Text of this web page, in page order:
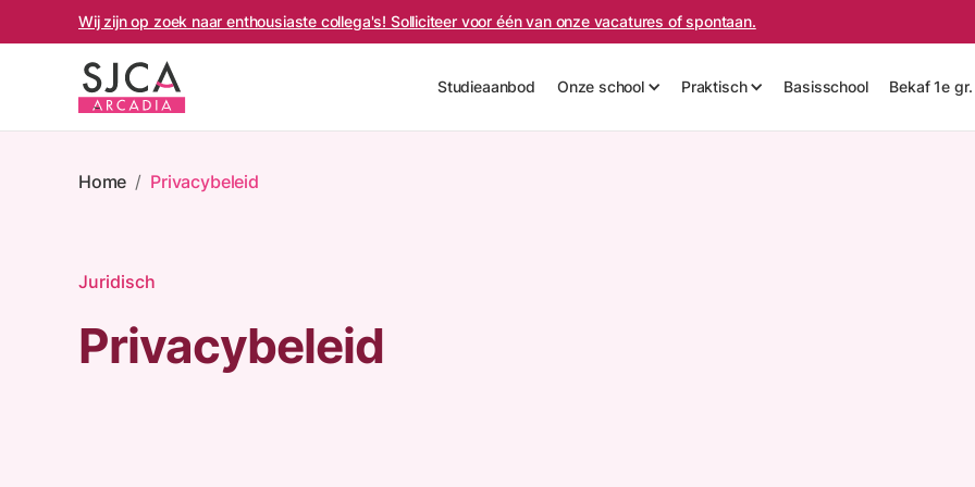
Wij zijn op zoek naar enthousiaste collega's! Solliciteer voor één van onze vacatures of spontaan.
Studieaanbod Onze school Praktisch Basisschool Bekaf 1e gr.
Home / Privacybeleid
Juridisch
Privacybeleid